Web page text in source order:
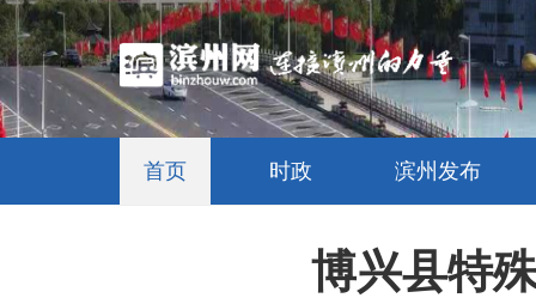
首页 时政 滨州发布
博兴县特